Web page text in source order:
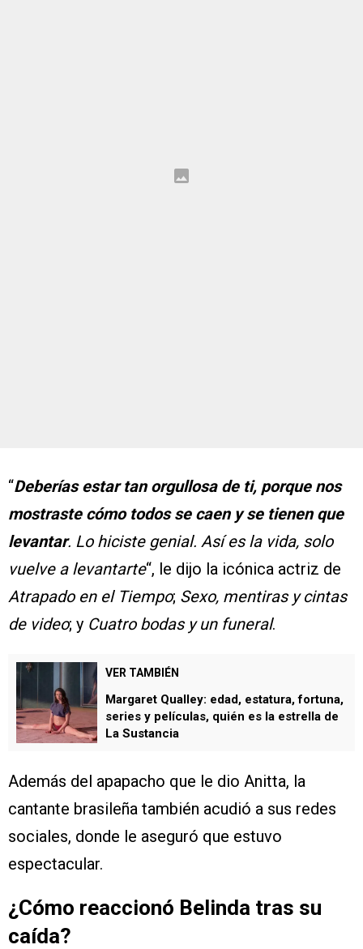
“Deberías estar tan orgullosa de ti, porque nos
mostraste cómo todos se caen y se tienen que
levantar. Lo hiciste genial. Así es la vida, solo
vuelve a levantarte“, le dijo la icónica actriz de
Atrapado en el Tiempo; Sexo, mentiras y cintas
de video; y Cuatro bodas y un funeral.
VER TAMBIÉN
Margaret Qualley: edad, estatura, fortuna,
series y películas, quién es la estrella de
La Sustancia
Además del apapacho que le dio Anitta, la
cantante brasileña también acudió a sus redes
sociales, donde le aseguró que estuvo
espectacular.
¿Cómo reaccionó Belinda tras su
caída?